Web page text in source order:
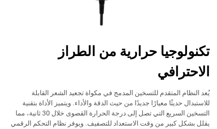
تكنولوجيا حرارية من الطراز
الاحترافي
يُعد النظام المتقدم للتسخين المدمج في مكواة تجعيد الشعر القابلة
للاستبدال حديثًا معيارًا جديدًا من حيث الدقة والأداء. ويتميز الأداة بتقنية
التسخين السريع التي تصل إلى درجة الحرارة القصوى خلال 30 ثانية، مما
يقلل بشكل كبير من وقت الاستعداد للتصفيف. ويوفر نظام التحكم الرقمي